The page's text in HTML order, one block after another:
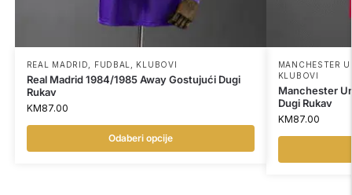
REAL MADRID FUDBAL KLUBOVI
Real Madrid 1984/1985 Away Gostujući Dugi
Rukav
KM87.00
Odaberi opcije
MANCHESTER
KLUBOVI
Manchester
Dugi Rukav
KM87.00